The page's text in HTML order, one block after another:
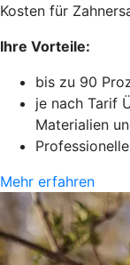
Kosten für
Ihre Vorteile:
bis zu 90
je nach Tarif
Materialien
Mehr erfahren